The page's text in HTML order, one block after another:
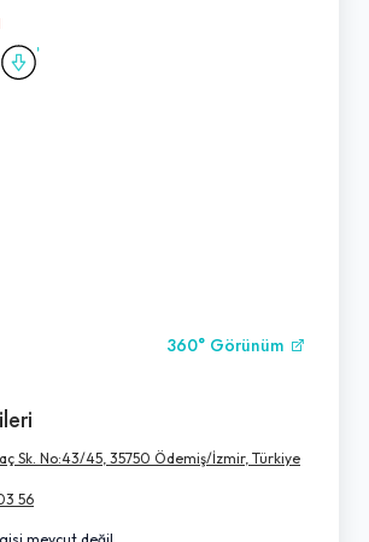
360° Görünüm
Sk. No:43/45, 35750 Ödemiş/İzmir, Türkiye
56